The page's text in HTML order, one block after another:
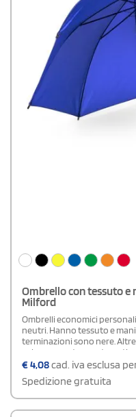
Ombrello con tessuto e
Milford
Ombrelli economici
neutri. Hanno tessuto e
terminazioni sono nere.
velcro e apertura
€4,08cad. iva esclusa
Spedizione gratuita